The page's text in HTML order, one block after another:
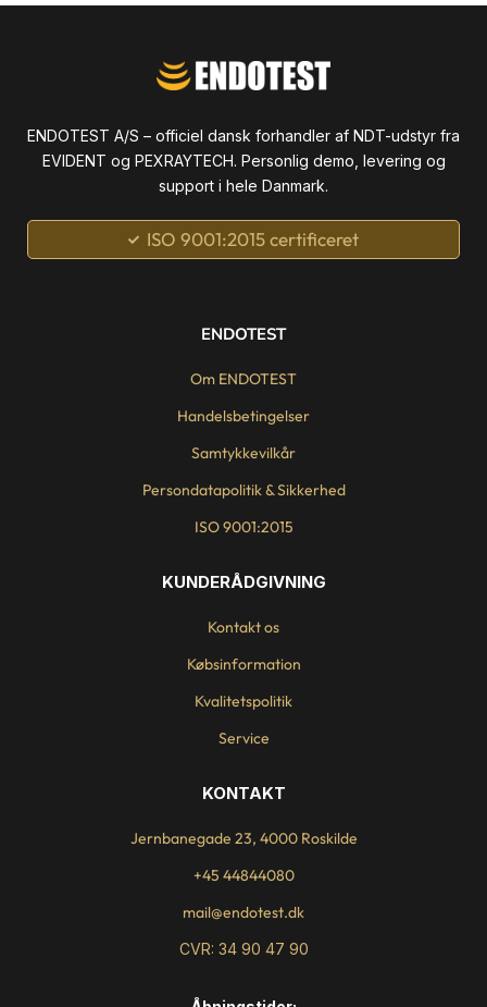
ENDOTEST A/S – officiel dansk forhandler af NDT-udstyr fra
EVIDENT og PEXRAYTECH. Personlig demo, levering og
support i hele Danmark.
ISO 9001:2015 certificeret
ENDOTEST
Om ENDOTEST
Handelsbetingelser
Samtykkevilkår
Persondatapolitik & Sikkerhed
ISO 9001:2015
KUNDERÅDGIVNING
Kontakt os
Købsinformation
Kvalitetspolitik
Service
KONTAKT
Jernbanegade 23, 4000 Roskilde
+45 44844080
mail@endotest.dk
CVR: 34 90 47 90